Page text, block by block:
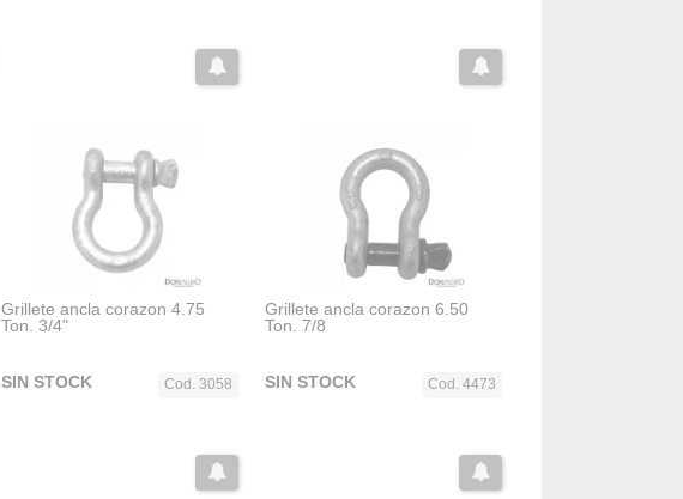
Grillete ancla corazon 4.75
Ton. 3/4"
Cod. 3058
SIN STOCK
Grillete ancla corazon 6.50
Ton. 7/8
Cod. 4473
SIN STOCK